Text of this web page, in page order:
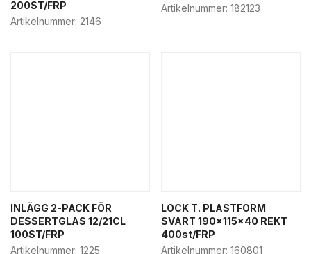
200ST/FRP
Artikelnummer: 2146
Artikelnummer: 182123
INLÄGG 2-PACK FÖR
DESSERTGLAS 12/21CL
100ST/FRP
Artikelnummer: 1225
LOCK T. PLASTFORM
SVART 190x115x40 REKT
400st/FRP
Artikelnummer: 160801